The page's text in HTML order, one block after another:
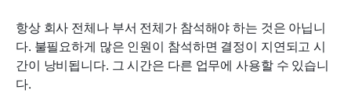
항상 회사 전체나 부서 전체가 참석해야 하는 것은 아닙니
다. 불필요하게 많은 인원이 참석하면 결정이 지연되고 시
간이 낭비됩니다. 그 시간은 다른 업무에 사용할 수 있습니
다.